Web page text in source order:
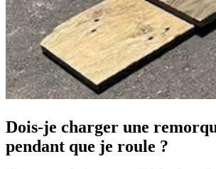
Dois-je charger une
pendant que je roule ?